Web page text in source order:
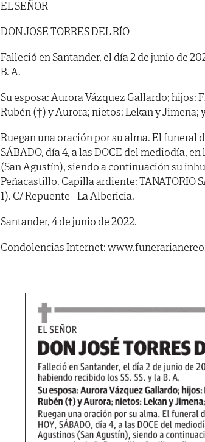
EL SEÑOR
DON JOSÉ TORRES DEL RÍO
Falleció en Santander, el día 2 de junio de
B. A.
Su esposa: Aurora Vázquez Gallardo; hijos:
Rubén (†) y Aurora; nietos: Lekan y Jimena;
Ruegan una oración por su alma. El funeral
SÁBADO, día 4, a las DOCE del mediodía,
(San Agustín), siendo a continuación su
Peñacastillo. Capilla ardiente: TANATORIO
1). C/ Repuente - La Albericia.
Santander, 4 de junio de 2022.
Condolencias Internet: